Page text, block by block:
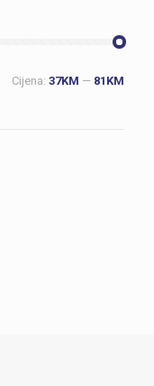
Cijena: 37KM — 81KM